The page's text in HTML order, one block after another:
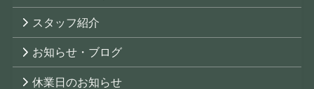
スタッフ紹介
お知らせ・ブログ
休業日のお知らせ